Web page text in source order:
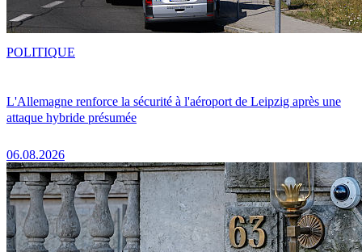
L'Allemagne renforce la sécurité à l'aéroport de Leipzig après une
attaque hybride présumée
06.08.2026
POLITIQUE